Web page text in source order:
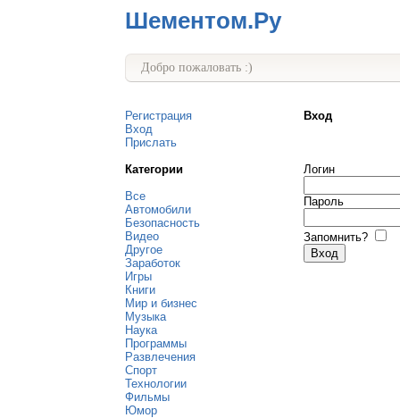
Шементом.Ру
Добро пожаловать :)
Регистрация
Вход
Прислать
Категории
Все
Автомобили
Безопасность
Видео
Другое
Заработок
Игры
Книги
Мир и бизнес
Музыка
Наука
Программы
Развлечения
Спорт
Технологии
Фильмы
Юмор
Вход
Логин
Пароль
Запомнить?